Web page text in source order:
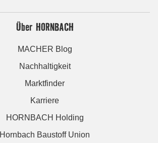
Über HORNBACH
MACHER Blog
Nachhaltigkeit
Marktfinder
Karriere
HORNBACH Holding
Hornbach Baustoff Union